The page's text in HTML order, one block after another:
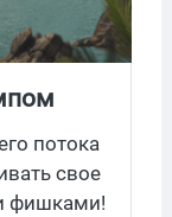
потока
свое
фишками!